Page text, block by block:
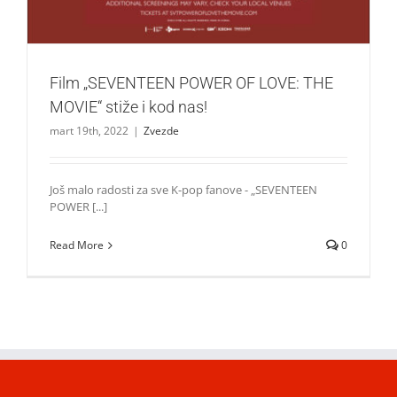
Film „SEVENTEEN POWER OF LOVE: THE
MOVIE“ stiže i kod nas!
mart 19th, 2022 | Zvezde
Još malo radosti za sve K-pop fanove - „SEVENTEEN
POWER [...]
Read More 0